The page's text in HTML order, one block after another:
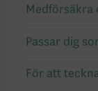
Medförsäkra
Passar dig
För att